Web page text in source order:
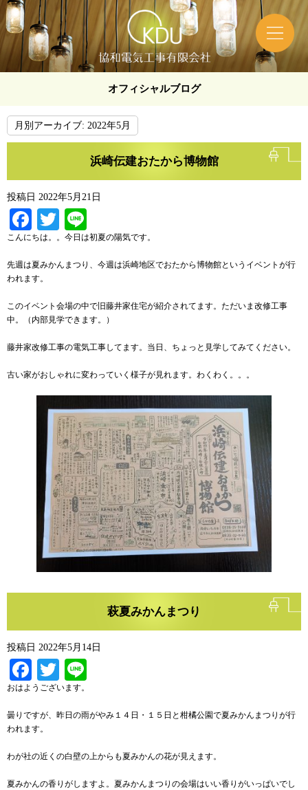
オフィシャルブログ
月別アーカイブ: 2022年5月
浜崎伝建おたから博物館
投稿日 2022年5月21日
Facebook
Twitter
こんにちは。。今日は初夏の陽気です。
先週は夏みかんまつり、今週は浜崎地区でおたから博物館というイベントが行
われます。
このイベント会場の中で旧藤井家住宅が紹介されてます。ただいま改修工事
中。（内部見学できます。）
藤井家改修工事の電気工事してます。当日、ちょっと見学してみてください。
古い家がおしゃれに変わっていく様子が見れます。わくわく。。。
萩夏みかんまつり
投稿日 2022年5月14日
Facebook
Twitter
おはようございます。
曇りですが、昨日の雨がやみ１４日・１５日と柑橘公園で夏みかんまつりが行
われます。
わが社の近くの白壁の上からも夏みかんの花が見えます。
夏みかんの香りがしますよ。夏みかんまつりの会場はいい香りがいっぱいでし